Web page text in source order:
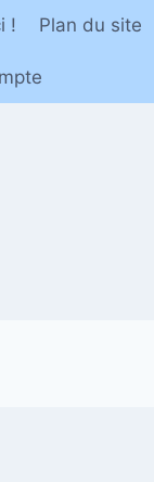
! Plan du site